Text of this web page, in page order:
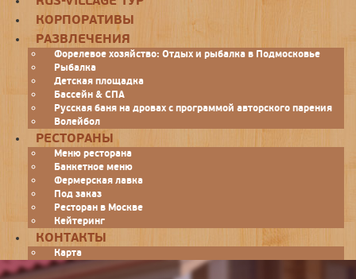
КОРПОРАТИВЫ
РАЗВЛЕЧЕНИЯ
Форелевое хозяйство: Отдых и рыбалка в Подмосковье
Рыбалка
Детская площадка
Бассейн & СПА
Русская баня на дровах с программой авторского парения
Волейбол
РЕСТОРАНЫ
Меню ресторана
Банкетное меню
Фермерская лавка
Под заказ
Ресторан в Москве
Кейтеринг
КОНТАКТЫ
Карта